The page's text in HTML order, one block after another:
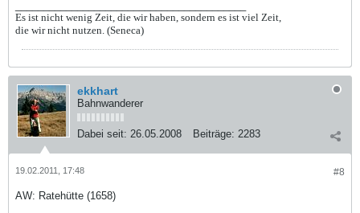
Es ist nicht wenig Zeit, die wir haben, sondern es ist viel Zeit,
die wir nicht nutzen. (Seneca)
ekkhart
Bahnwanderer
Dabei seit: 26.05.2008 Beiträge: 2283
#8
19.02.2011, 17:48
AW: Ratehütte (1658)